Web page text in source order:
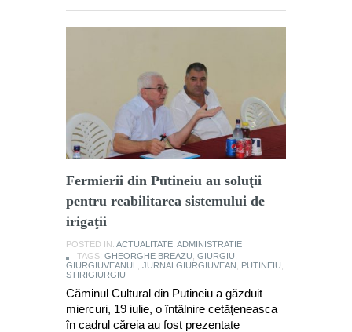
Fermierii din Putineiu au soluţii
pentru reabilitarea sistemului de
irigaţii
POSTED IN: ACTUALITATE ADMINISTRATIE
TAGS: GHEORGHE BREAZU GIURGIU
GIURGIUVEANUL
JURNALGIURGIUVEAN PUTINEIU
STIRIGIURGIU
Căminul Cultural din Putineiu a găzduit
miercuri, 19 iulie, o întâlnire cetăţeneasca
în cadrul căreia au fost prezentate